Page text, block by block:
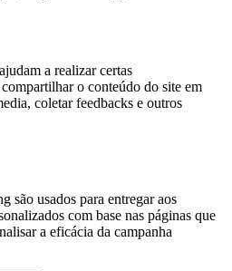
a realizar certas
o conteúdo do site em
coletar feedbacks e outros
são usados para entregar aos
com base nas páginas que
a eficácia da campanha